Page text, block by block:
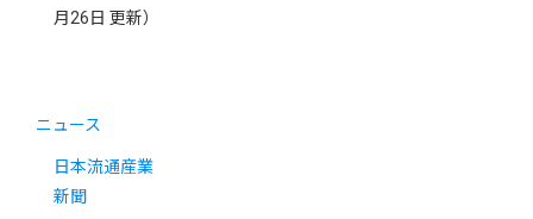
月26日 更新）
ニュース
日本流通産業
新聞